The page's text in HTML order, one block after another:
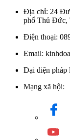
Địa chỉ: 24
phố Thủ Đức,
Điện thoại:
Email:
Đại diện
Mạng xã hội: